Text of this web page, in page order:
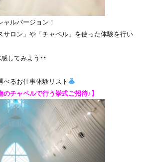
ルバージョン！
サロン」や「チャペル」を使った体験を行い
してみよう
べるお仕事体験リスト
のチャペルで行う挙式ご招待♪】